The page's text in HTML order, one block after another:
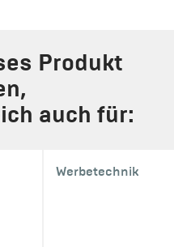
Produkt
auch für:
Werbetechnik